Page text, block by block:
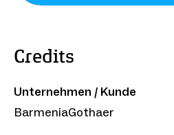
Credits
Unternehmen / Kunde
BarmeniaGothaer